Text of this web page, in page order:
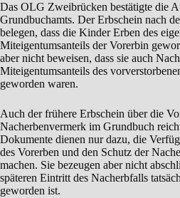
Das OLG Zweibrücken bestätigte die
Grundbuchamts. Der Erbschein nach
belegen, dass die Kinder Erben des
Miteigentumsanteils der Vorerbin
aber nicht beweisen, dass sie auch
Miteigentumsanteils des
geworden waren.
Auch der frühere Erbschein über die
Nacherbenvermerk im Grundbuch
Dokumente dienen nur dazu, die
des Vorerben und den Schutz der
machen. Sie bezeugen aber nicht
späteren Eintritt des Nacherbfalls
geworden ist.